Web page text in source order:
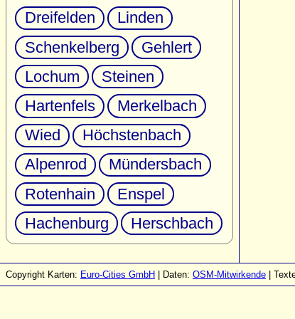
Dreifelden
Linden
Schenkelberg
Gehlert
Lochum
Steinen
Hartenfels
Merkelbach
Wied
Höchstenbach
Alpenrod
Mündersbach
Rotenhain
Enspel
Hachenburg
Herschbach
Copyright Karten: Euro-Cities GmbH | Daten: OSM-Mitwirkende |